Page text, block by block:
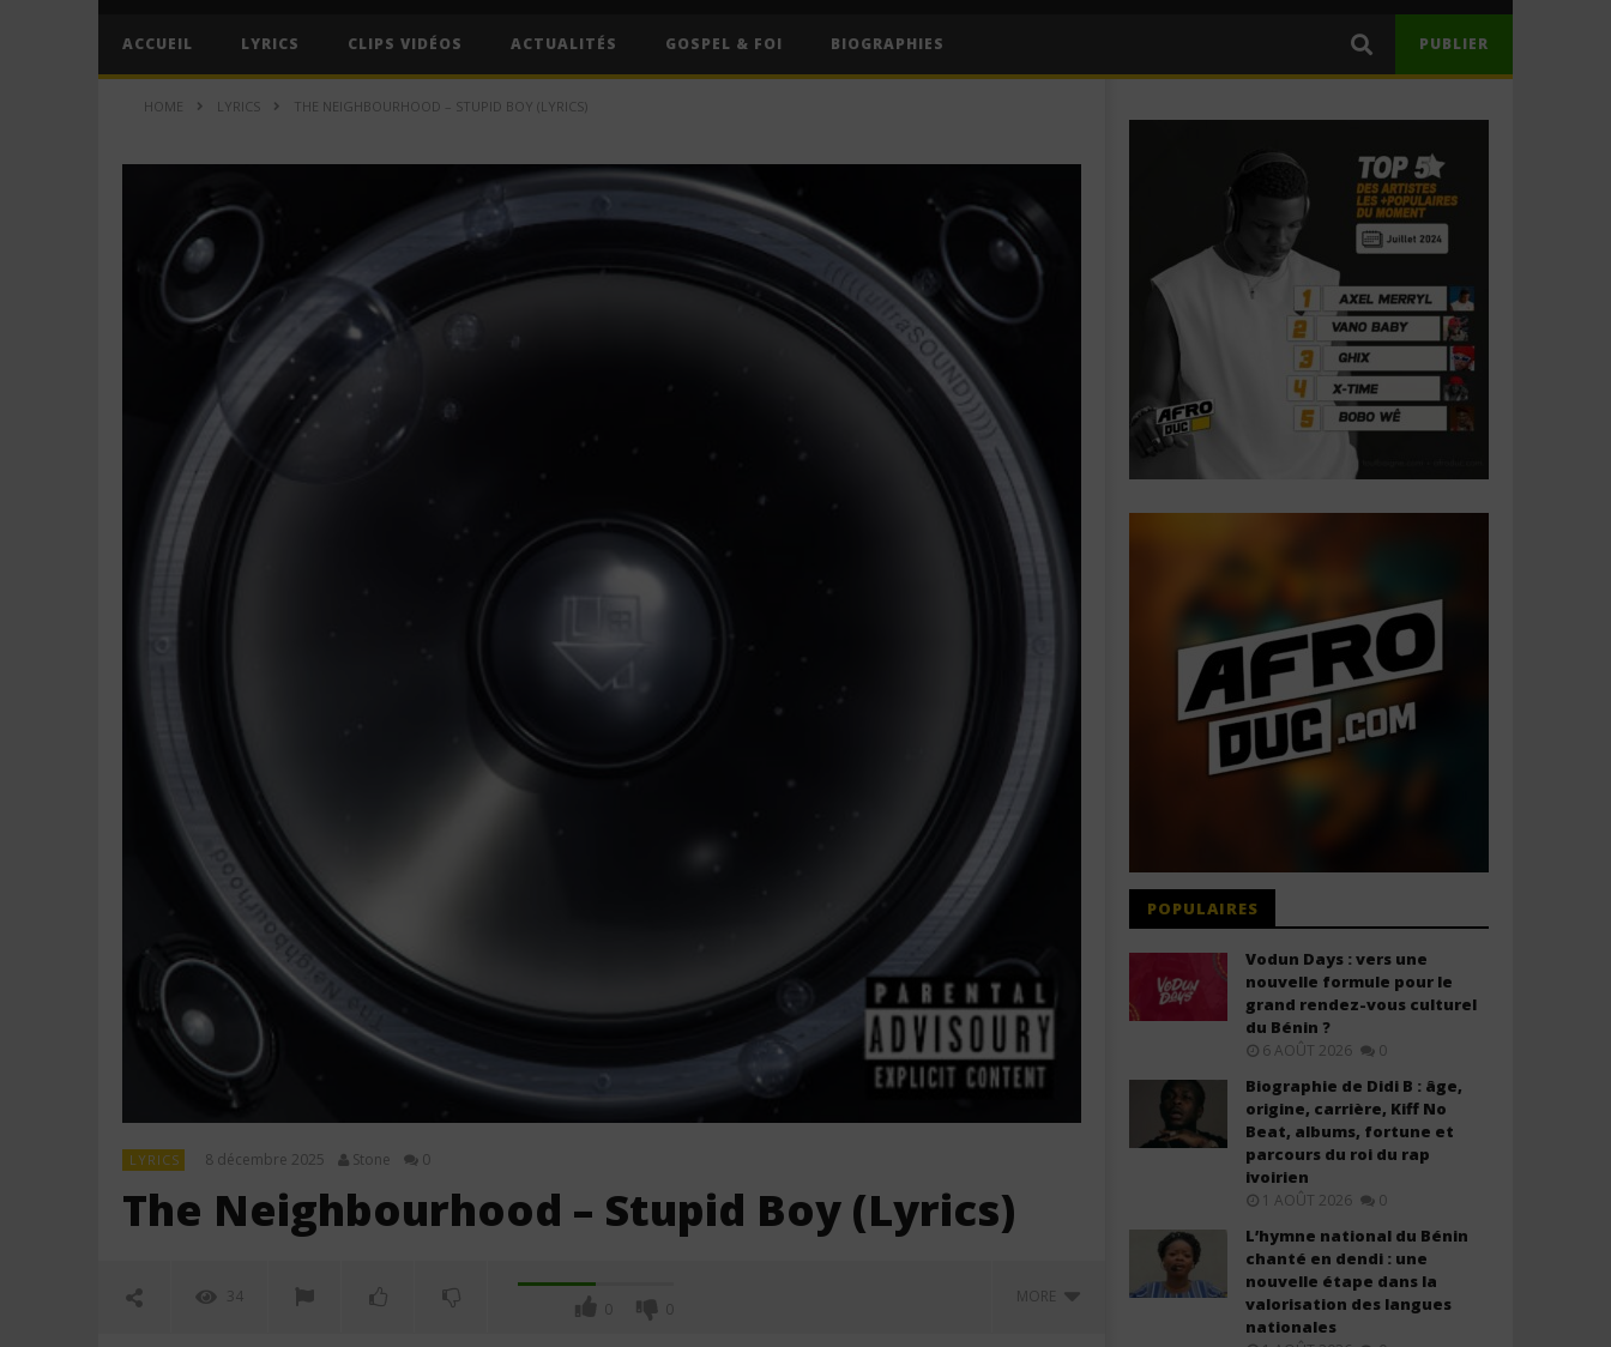
ACCUEIL LYRICS CLIPS VIDÉOS ACTUALITÉS GOSPEL & FOI BIOGRAPHIES PUBLIER
HOME LYRICS THE NEIGHBOURHOOD – STUPID BOY (LYRICS)
LYRICS 8 décembre 2025 Stone 0
The Neighbourhood – Stupid Boy (Lyrics)
34
0 0
MORE
POPULAIRES
Vodun Days : vers une
nouvelle formule pour le
grand rendez-vous culturel
du Bénin ?
6 AOÛT 2026 0
Biographie de Didi B : âge,
origine, carrière, Kiff No
Beat, albums, fortune et
parcours du roi du rap
ivoirien
1 AOÛT 2026 0
L’hymne national du Bénin
chanté en dendi : une
nouvelle étape dans la
valorisation des langues
nationales